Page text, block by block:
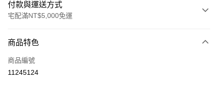
付款與運送方式
宅配滿NT$5,000免運
信用卡一次付款
LINE Pay
商品特色
商品編號
11245124